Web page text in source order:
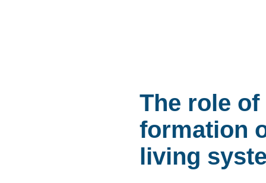
The role
formation
living